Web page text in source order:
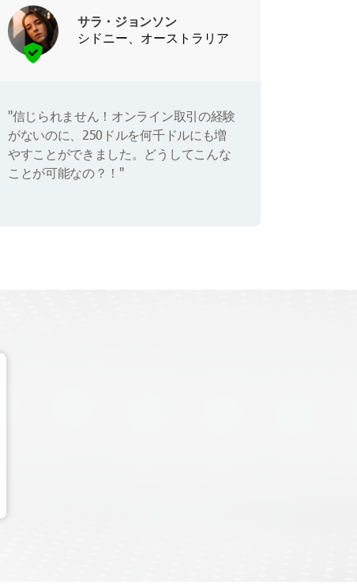
サラ・ジョンソン
シドニー、オーストラリア
"信じられません！オンライン取引の経験
がないのに、250ドルを何千ドルにも増
やすことができました。どうしてこんな
ことが可能なの？！"